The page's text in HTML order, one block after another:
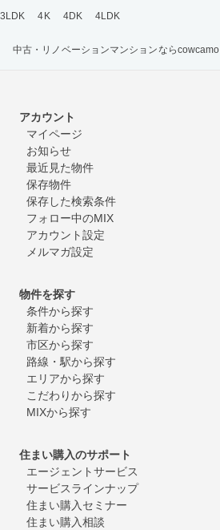
3LDK
4K 4DK 4LDK
中古・リノベーションマンションならcowcamo
アカウント
マイページ
お知らせ
最近見た物件
保存物件
保存した検索条件
フォロー中のMIX
アカウント設定
メルマガ設定
物件を探す
条件から探す
新着から探す
市区から探す
路線・駅から探す
エリアから探す
こだわりから探す
MIXから探す
住まい購入のサポート
エージェントサービス
サービスラインナップ
住まい購入セミナー
住まい購入相談